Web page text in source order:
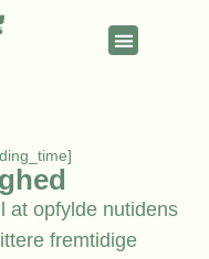
at opfylde nutidens
fremtidige